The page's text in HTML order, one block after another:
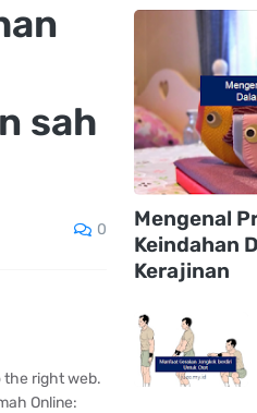
sah
0
the right web.
Online:
Mengenal
Keindahan
Kerajinan